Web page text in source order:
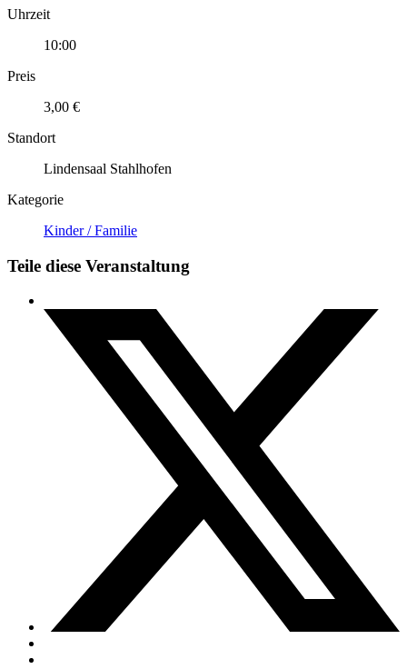
Uhrzeit
10:00
Preis
3,00 €
Standort
Lindensaal Stahlhofen
Kategorie
Kinder / Familie
Teile diese Veranstaltung